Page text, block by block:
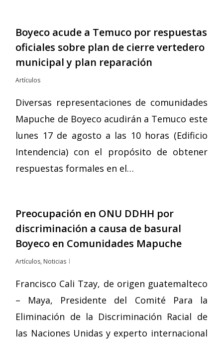
Boyeco acude a Temuco por respuestas
oficiales sobre plan de cierre vertedero
municipal y plan reparación
Artículos
Diversas representaciones de comunidades
Mapuche de Boyeco acudirán a Temuco este
lunes 17 de agosto a las 10 horas (Edificio
Intendencia) con el propósito de obtener
respuestas formales en el…
Preocupación en ONU DDHH por
discriminación a causa de basural
Boyeco en Comunidades Mapuche
Artículos, Noticias
Francisco Cali Tzay, de origen guatemalteco
– Maya, Presidente del Comité Para la
Eliminación de la Discriminación Racial de
las Naciones Unidas y experto internacional